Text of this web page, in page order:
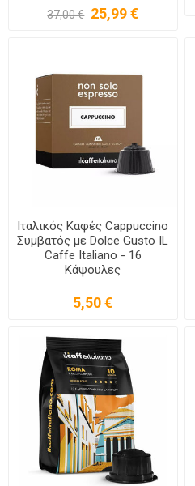
37,00 € 25,99 €
Ιταλικός Καφές Cappuccino
Συμβατός με Dolce Gusto IL
Caffe Italiano - 16
Κάψουλες
5,50 €